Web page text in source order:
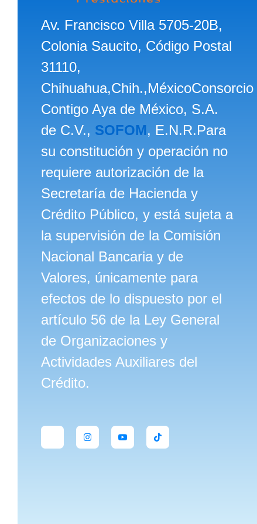
Av. Francisco Villa 5705-20B,
Colonia Saucito, Código Postal
31110,
Chihuahua,Chih.,MéxicoConsorcio
Contigo Aya de México, S.A.
de C.V., SOFOM, E.N.R.Para
su constitución y operación no
requiere autorización de la
Secretaría de Hacienda y
Crédito Público, y está sujeta a
la supervisión de la Comisión
Nacional Bancaria y de
Valores, únicamente para
efectos de lo dispuesto por el
artículo 56 de la Ley General
de Organizaciones y
Actividades Auxiliares del
Crédito.